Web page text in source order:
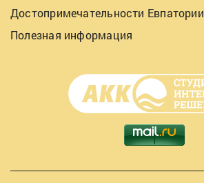
Достопримечательности Евпатории
Полезная информация